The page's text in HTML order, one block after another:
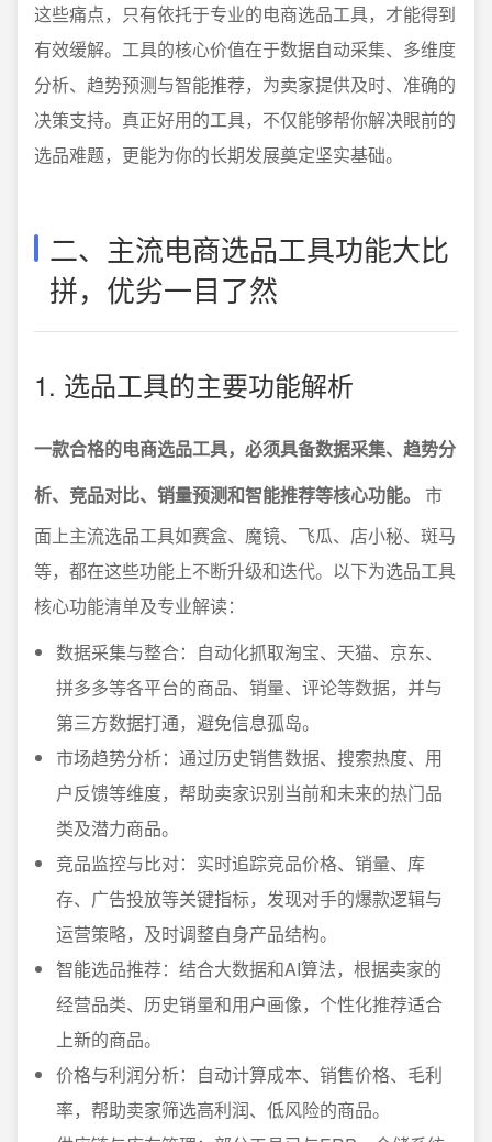
这些痛点，只有依托于专业的电商选品工具，才能得到
有效缓解。工具的核心价值在于数据自动采集、多维度
分析、趋势预测与智能推荐，为卖家提供及时、准确的
决策支持。真正好用的工具，不仅能够帮你解决眼前的
选品难题，更能为你的长期发展奠定坚实基础。
二、主流电商选品工具功能大比
拼，优劣一目了然
1. 选品工具的主要功能解析
一款合格的电商选品工具，必须具备数据采集、趋势分
析、竞品对比、销量预测和智能推荐等核心功能。
市
面上主流选品工具如赛盒、魔镜、飞瓜、店小秘、斑马
等，都在这些功能上不断升级和迭代。以下为选品工具
核心功能清单及专业解读：
数据采集与整合：自动化抓取淘宝、天猫、京东、
拼多多等各平台的商品、销量、评论等数据，并与
第三方数据打通，避免信息孤岛。
市场趋势分析：通过历史销售数据、搜索热度、用
户反馈等维度，帮助卖家识别当前和未来的热门品
类及潜力商品。
竞品监控与比对：实时追踪竞品价格、销量、库
存、广告投放等关键指标，发现对手的爆款逻辑与
运营策略，及时调整自身产品结构。
智能选品推荐：结合大数据和AI算法，根据卖家的
经营品类、历史销量和用户画像，个性化推荐适合
上新的商品。
价格与利润分析：自动计算成本、销售价格、毛利
率，帮助卖家筛选高利润、低风险的商品。